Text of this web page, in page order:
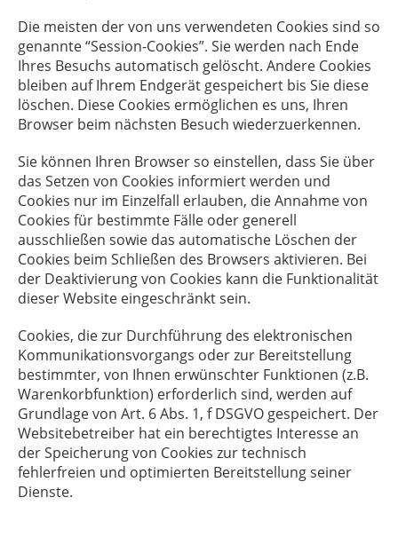
Die meisten der von uns verwendeten Cookies sind so
genannte “Session-Cookies”. Sie werden nach Ende
Ihres Besuchs automatisch gelöscht. Andere Cookies
bleiben auf Ihrem Endgerät gespeichert bis Sie diese
löschen. Diese Cookies ermöglichen es uns, Ihren
Browser beim nächsten Besuch wiederzuerkennen.
Sie können Ihren Browser so einstellen, dass Sie über
das Setzen von Cookies informiert werden und
Cookies nur im Einzelfall erlauben, die Annahme von
Cookies für bestimmte Fälle oder generell
ausschließen sowie das automatische Löschen der
Cookies beim Schließen des Browsers aktivieren. Bei
der Deaktivierung von Cookies kann die Funktionalität
dieser Website eingeschränkt sein.
Cookies, die zur Durchführung des elektronischen
Kommunikationsvorgangs oder zur Bereitstellung
bestimmter, von Ihnen erwünschter Funktionen (z.B.
Warenkorbfunktion) erforderlich sind, werden auf
Grundlage von Art. 6 Abs. 1, f DSGVO gespeichert. Der
Websitebetreiber hat ein berechtigtes Interesse an
der Speicherung von Cookies zur technisch
fehlerfreien und optimierten Bereitstellung seiner
Dienste.